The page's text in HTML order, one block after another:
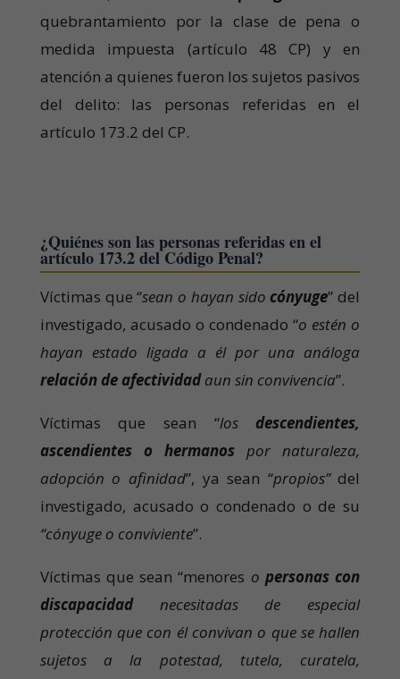
quebrantamiento por la clase de pena o
medida impuesta (artículo 48 CP) y en
atención a quienes fueron los sujetos pasivos
del delito: las personas referidas en el
artículo 173.2 del CP.
¿Quiénes son las personas referidas en el
artículo 173.2 del Código Penal?
Víctimas que “sean o hayan sido cónyuge” del
investigado, acusado o condenado “o estén o
hayan estado ligada a él por una análoga
relación de afectividadaun sin convivencia”.
Víctimas que sean “los descendientes,
ascendientes o hermanos por naturaleza,
adopción o afinidad”, ya sean “propios”del
investigado, acusado o condenado o de su
“cónyuge o conviviente”.
Víctimas que sean “menores o personas con
discapacidadnecesitadas de especial
protección que con él convivan o que se hallen
sujetos a la potestad, tutela, curatela,